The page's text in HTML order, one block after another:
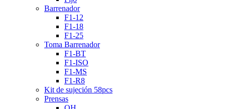
Barrenador
F1-12
F1-18
F1-25
Toma Barrenador
F1-BT
F1-ISO
F1-MS
F1-R8
Kit de sujeción 58pcs
Prensas